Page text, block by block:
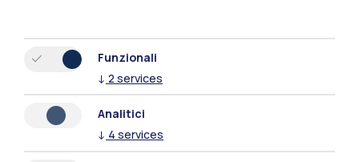
Polimi Community
Tutti i siti dell’ecosistema
Funzionali
↓ 2 services
Analitici
↓ 4 services